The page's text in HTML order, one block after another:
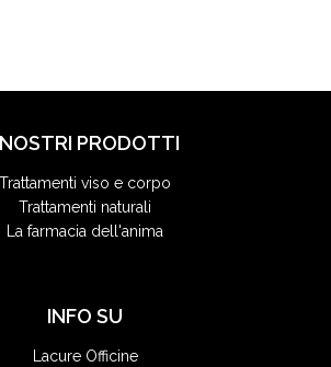
PRODOTTI
Trattamenti viso e corpo
Trattamenti naturali
La farmacia dell'anima
INFO SU
Lacure Officine